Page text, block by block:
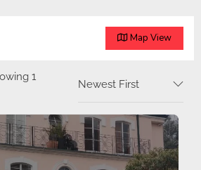
Map View
1
Newest First